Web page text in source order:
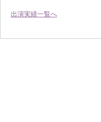
出演実績一覧へ